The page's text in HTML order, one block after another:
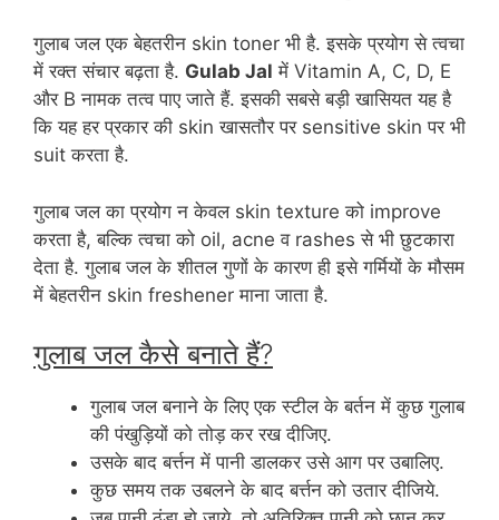
गुलाब जल एक बेहतरीन skin toner भी है. इसके प्रयोग से त्वचा
में रक्त संचार बढ़ता है. Gulab Jal में Vitamin A, C, D, E
और B नामक तत्व पाए जाते हैं. इसकी सबसे बड़ी खासियत यह है
कि यह हर प्रकार की skin खासतौर पर sensitive skin पर भी
suit करता है.
गुलाब जल का प्रयोग न केवल skin texture को improve
करता है, बल्कि त्वचा को oil, acne व rashes से भी छुटकारा
देता है. गुलाब जल के शीतल गुणों के कारण ही इसे गर्मियों के मौसम
में बेहतरीन skin freshener माना जाता है.
गुलाब जल कैसे बनाते हैं?
गुलाब जल बनाने के लिए एक स्टील के बर्तन में कुछ गुलाब
की पंखुड़ियों को तोड़ कर रख दीजिए.
उसके बाद बर्त्तन में पानी डालकर उसे आग पर उबालिए.
कुछ समय तक उबलने के बाद बर्त्तन को उतार दीजिये.